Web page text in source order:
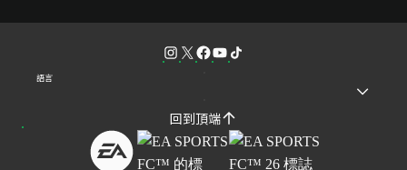
語言
回到頂端